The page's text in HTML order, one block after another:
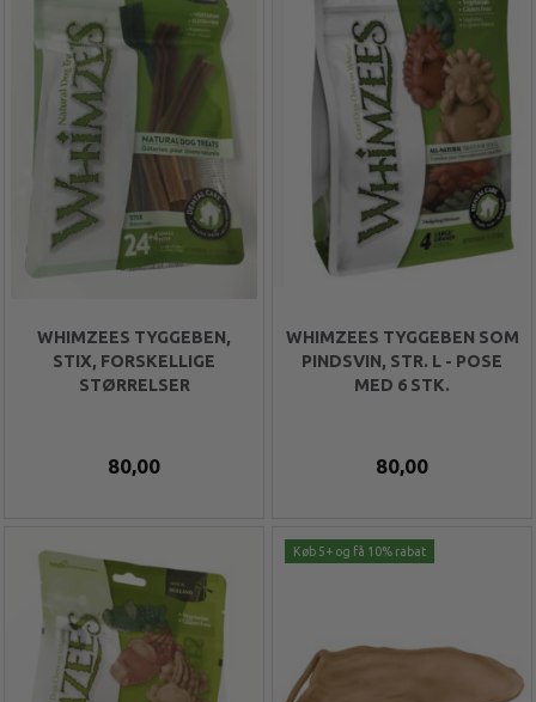
WHIMZEES TYGGEBEN,
STIX, FORSKELLIGE
STØRRELSER
80,00
WHIMZEES TYGGEBEN SOM
PINDSVIN, STR. L - POSE
MED 6 STK.
80,00
Køb 5+ og få 10% rabat